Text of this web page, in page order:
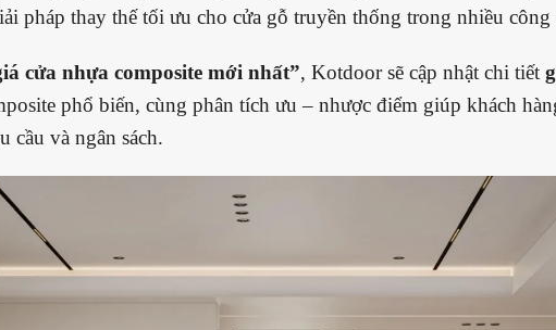
pháp thay thế tối ưu cho cửa gỗ truyền thống trong nhiều
cửa nhựa composite mới nhất”, Kotdoor sẽ cập nhật chi tiết
phổ biến, cùng phân tích ưu – nhược điểm giúp khách
cầu và ngân sách.